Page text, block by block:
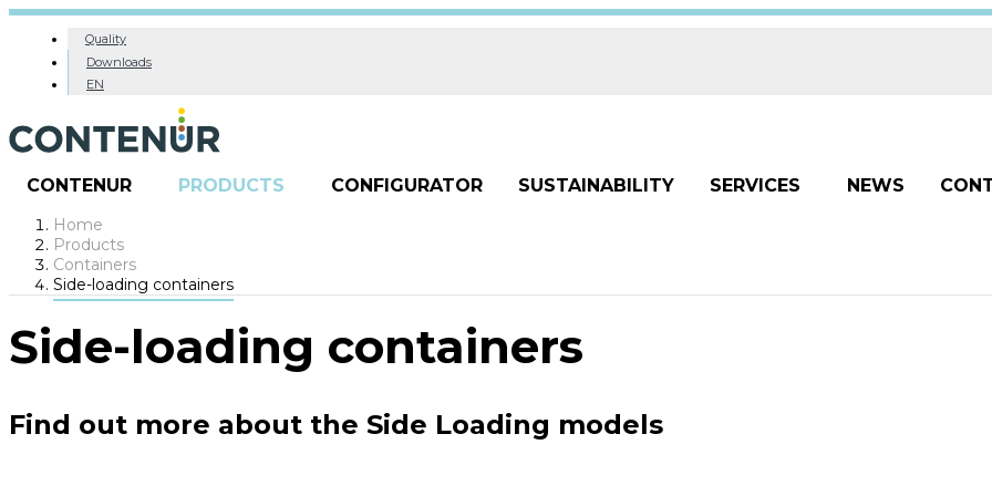
Quality
Downloads
EN
CONTENUR PRODUCTS CONFIGURATOR SUSTAINABILITY SERVICES NEWS
Home
Products
Containers
Side-loading containers
Side-loading containers
Find out more about the Side Loading models